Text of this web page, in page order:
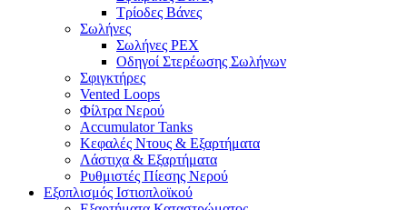
Τρίοδες Βάνες
Σωλήνες
Σωλήνες PEX
Οδηγοί Στερέωσης Σωλήνων
Σφιγκτήρες
Vented Loops
Φίλτρα Νερού
Accumulator Tanks
Κεφαλές Ντους & Εξαρτήματα
Λάστιχα & Εξαρτήματα
Ρυθμιστές Πίεσης Νερού
Εξοπλισμός Ιστιοπλοϊκού